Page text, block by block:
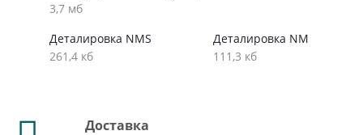
3,7 мб
Деталировка NMS
261,4 кб
Деталировка NM
111,3 кб
Доставка